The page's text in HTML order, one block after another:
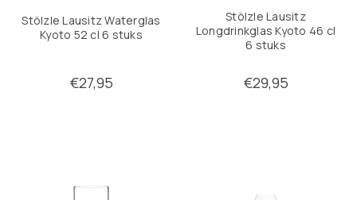
Stölzle Lausitz Waterglas
Kyoto 52 cl 6 stuks
€27,95
Stölzle Lausitz
Longdrinkglas Kyoto 46 cl
6 stuks
€29,95